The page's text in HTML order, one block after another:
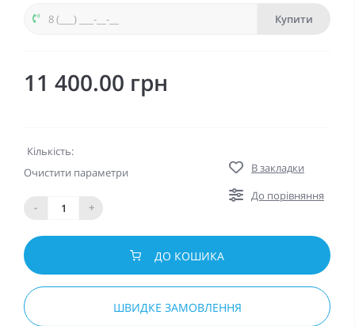
Купити
11 400.00 грн
Кількість:
Очистити параметри
- +
В закладки
До порівняння
ДО КОШИКА
ШВИДКЕ ЗАМОВЛЕННЯ